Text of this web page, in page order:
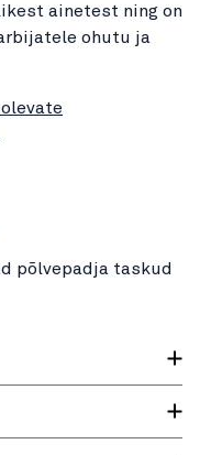
ainetest ning on
ohutu ja
põlvepadja taskud